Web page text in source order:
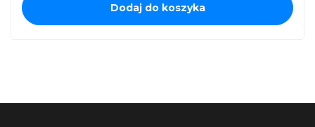
Dodaj do koszyka